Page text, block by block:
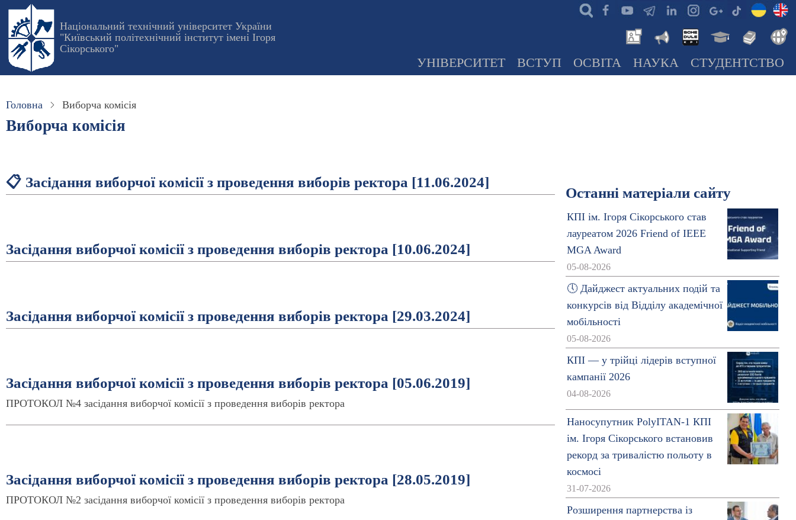
Перейти
основного
вмісту
Національний технічний університет України
"Київський політехнічний інститут імені Ігоря
Сікорського"
УНІВЕРСИТЕТ ВСТУП ОСВІТА НАУКА СТУДЕНТСТВО
Головна Виборча комісія
Виборча комісія
📋 Засідання виборчої комісії з проведення виборів ректора [11.06.2024]
Засідання виборчої комісії з проведення виборів ректора [10.06.2024]
Засідання виборчої комісії з проведення виборів ректора [29.03.2024]
Засідання виборчої комісії з проведення виборів ректора [05.06.2019]
ПРОТОКОЛ №4 засідання виборчої комісії з проведення виборів ректора
Засідання виборчої комісії з проведення виборів ректора [28.05.2019]
ПРОТОКОЛ №2 засідання виборчої комісії з проведення виборів ректора
Останні матеріали сайту
КПІ ім. Ігоря Сікорського став
лауреатом 2026 Friend of IEEE
MGA Award
05-08-2026
🕔 Дайджест актуальних подій та
конкурсів від Відділу академічної
мобільності
05-08-2026
КПІ — у трійці лідерів вступної
кампанії 2026
04-08-2026
Наносупутник PolyITAN-1 КПІ
ім. Ігоря Сікорського встановив
рекорд за тривалістю польоту в
космосі
31-07-2026
Розширення партнерства із